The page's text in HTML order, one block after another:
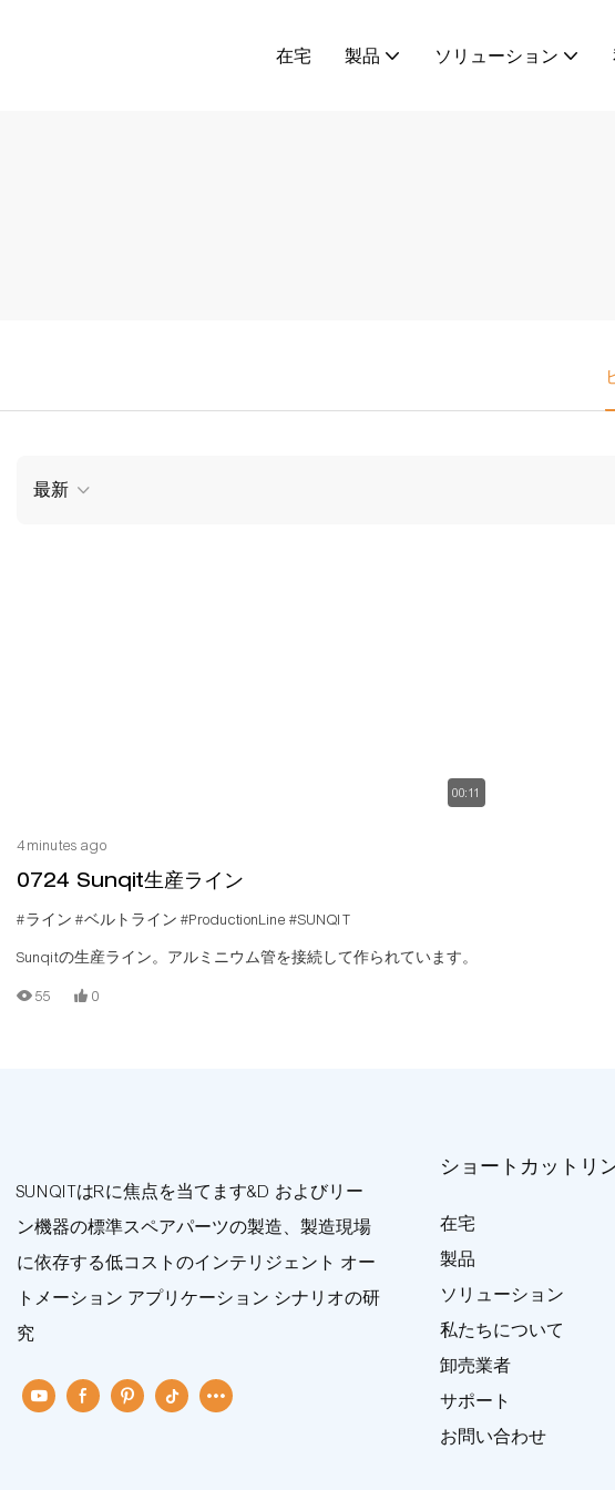
在宅 製品 ソリューション
最新
00:11
4 minutes ago
0724 Sunqit生産ライン
#ライン #ベルトライン #ProductionLine #SUNQIT
Sunqitの生産ライン。アルミニウム管を接続して作られています。
55 0
SUNQITはRに焦点を当てます&D およびリー
ン機器の標準スペアパーツの製造、製造現場
に依存する低コストのインテリジェント オー
トメーション アプリケーション シナリオの研
究
ショートカットリ
在宅
製品
ソリューション
私たちについて
卸売業者
サポート
お問い合わせ